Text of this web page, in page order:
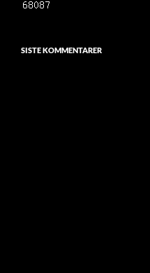
SISTE KOMMENTARER